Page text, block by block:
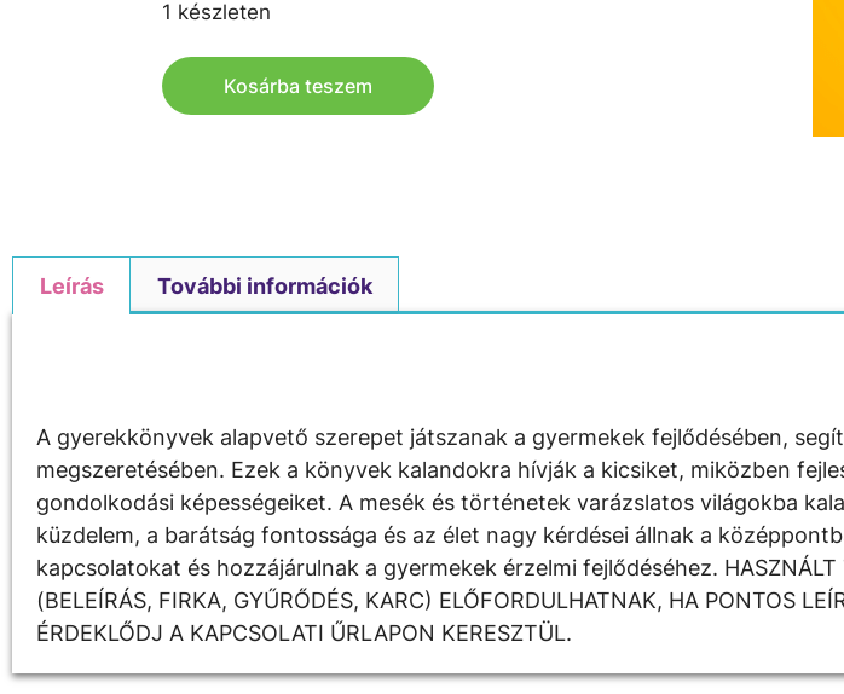
1 készleten
Kosárba teszem
Leírás További információk
A gyerekkönyvek alapvető szerepet játszanak a gyermekek fejlődésében,
megszeretésében. Ezek a könyvek kalandokra hívják a kicsiket, miközben
gondolkodási képességeiket. A mesék és történetek varázslatos világokba
küzdelem, a barátság fontossága és az élet nagy kérdései állnak a
kapcsolatokat és hozzájárulnak a gyermekek érzelmi fejlődéséhez. HASZNÁLT
(BELEÍRÁS, FIRKA, GYŰRŐDÉS, KARC) ELŐFORDULHATNAK, HA PONTOS
ÉRDEKLŐDJ A KAPCSOLATI ŰRLAPON KERESZTÜL.